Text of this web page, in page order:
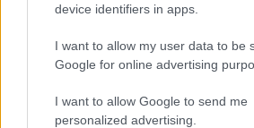
device identifiers in apps.
I want to allow my user data to be
Google for online advertising
I want to allow Google to send me
personalized advertising.